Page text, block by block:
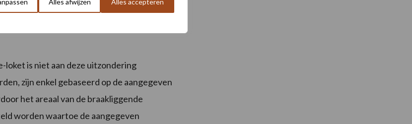
Alles afwijzen Alles accepteren
meegeteld worden in het berekende
opmerkingen over het al dan niet voldoen
loket is niet aan deze uitzondering
zijn enkel gebaseerd op de aangegeven
het areaal van de braakliggende
worden waartoe de aangegeven